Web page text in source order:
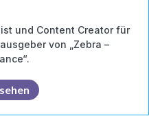
und Content Creator für
von „Zebra –